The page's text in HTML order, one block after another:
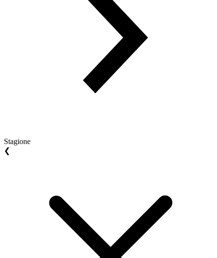
Stagione
❮